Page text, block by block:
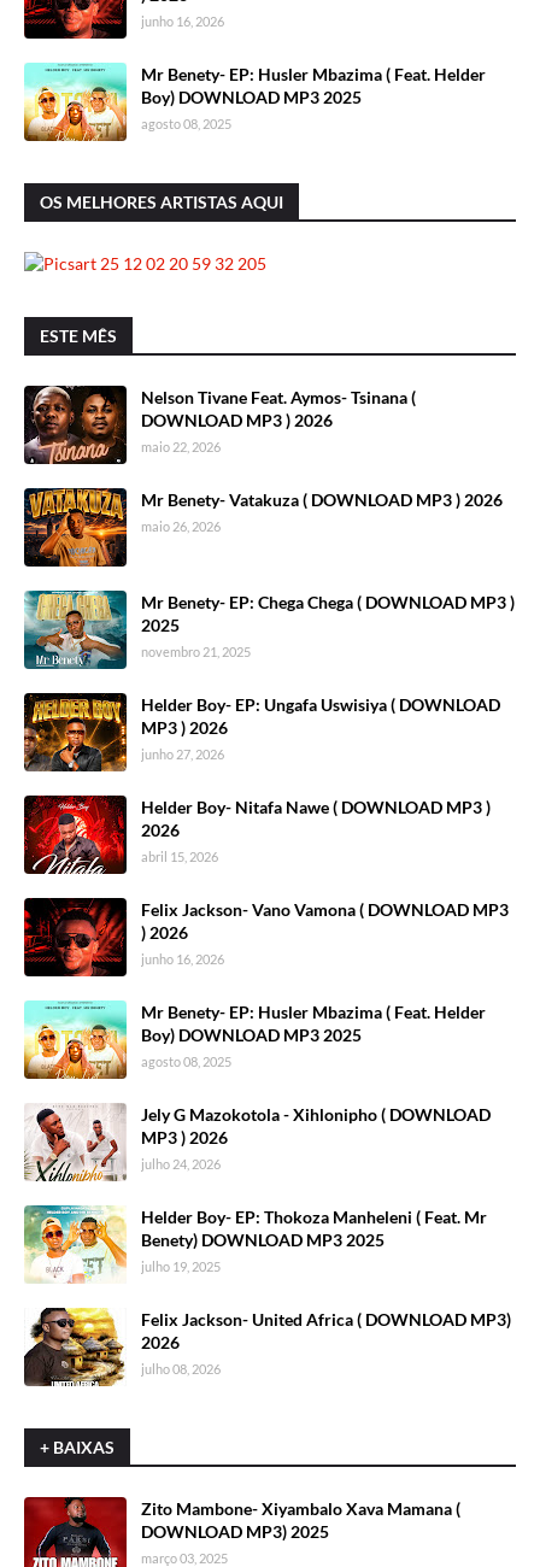
junho 16, 2026
Mr Benety- EP: Husler Mbazima ( Feat. Helder
Boy) DOWNLOAD MP3 2025
agosto 08, 2025
OS MELHORES ARTISTAS AQUI
ESTE MÊS
Nelson Tivane Feat. Aymos- Tsinana (
DOWNLOAD MP3 ) 2026
maio 22, 2026
Mr Benety- Vatakuza ( DOWNLOAD MP3 ) 2026
maio 26, 2026
Mr Benety- EP: Chega Chega ( DOWNLOAD MP3 )
2025
novembro 21, 2025
Helder Boy- EP: Ungafa Uswisiya ( DOWNLOAD
MP3 ) 2026
junho 27, 2026
Helder Boy- Nitafa Nawe ( DOWNLOAD MP3 )
2026
abril 15, 2026
Felix Jackson- Vano Vamona ( DOWNLOAD MP3
) 2026
junho 16, 2026
Mr Benety- EP: Husler Mbazima ( Feat. Helder
Boy) DOWNLOAD MP3 2025
agosto 08, 2025
Jely G Mazokotola - Xihlonipho ( DOWNLOAD
MP3 ) 2026
julho 24, 2026
Helder Boy- EP: Thokoza Manheleni ( Feat. Mr
Benety) DOWNLOAD MP3 2025
julho 19, 2025
Felix Jackson- United Africa ( DOWNLOAD MP3)
2026
julho 08, 2026
+ BAIXAS
Zito Mambone- Xiyambalo Xava Mamana (
DOWNLOAD MP3) 2025
março 03, 2025